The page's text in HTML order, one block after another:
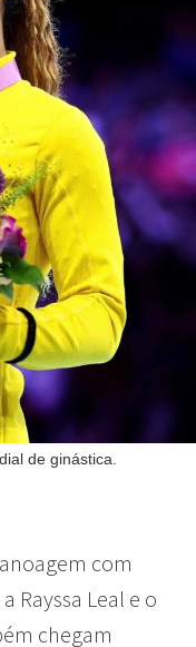
de ginástica.
com
Rayssa Leal e o
chegam